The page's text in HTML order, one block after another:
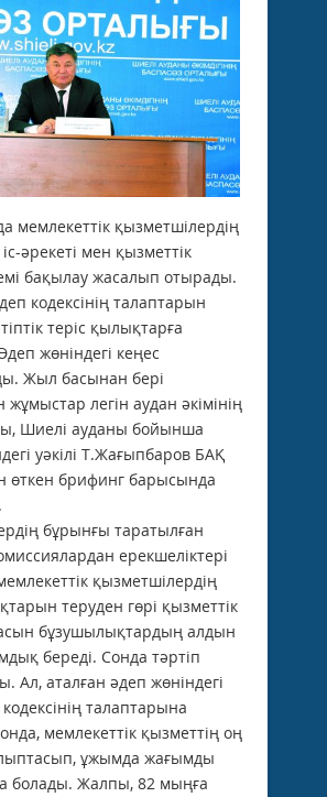
мемлекеттік қызметшілердің
әрекеті мен қызметтік
бақылау жасалып отырады.
кодексінің талаптарын
теріс қылықтарға
жөніндегі кеңес
Жыл басынан бері
жұмыстар легін аудан әкімінің
Шиелі ауданы бойынша
уәкілі Т.Жағыпбаров БАҚ
өткен брифинг барысында
бұрынғы таратылған
ерекшеліктері
қызметшілердің
теруден гөрі қызметтік
бұзушылықтардың алдын
береді. Сонда тәртіп
Ал, аталған әдеп жөніндегі
талаптарына
мемлекеттік қызметтің оң
ұжымда жағымды
болады. Жалпы, 82 мыңға